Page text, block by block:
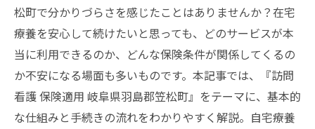
松町で分かりづらさを感じたことはありませんか？在宅
療養を安心して続けたいと思っても、どのサービスが本
当に利用できるのか、どんな保険条件が関係してくるの
か不安になる場面も多いものです。本記事では、『訪問
看護 保険適用 岐阜県羽島郡笠松町』をテーマに、基本的
な仕組みと手続きの流れをわかりやすく解説。自宅療養